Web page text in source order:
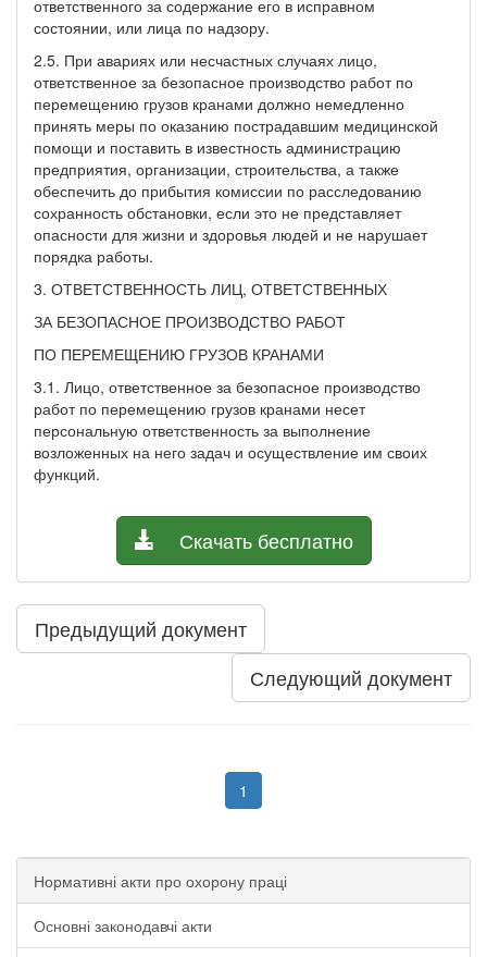
ответственного за содержание его в исправном
состоянии, или лица по надзору.
2.5. При авариях или несчастных случаях лицо,
ответственное за безопасное производство работ по
перемещению грузов кранами должно немедленно
принять меры по оказанию пострадавшим медицинской
помощи и поставить в известность администрацию
предприятия, организации, строительства, а также
обеспечить до прибытия комиссии по расследованию
сохранность обстановки, если это не представляет
опасности для жизни и здоровья людей и не нарушает
порядка работы.
3. ОТВЕТСТВЕННОСТЬ ЛИЦ, ОТВЕТСТВЕННЫХ
ЗА БЕЗОПАСНОЕ ПРОИЗВОДСТВО РАБОТ
ПО ПЕРЕМЕЩЕНИЮ ГРУЗОВ КРАНАМИ
3.1. Лицо, ответственное за безопасное производство
работ по перемещению грузов кранами несет
персональную ответственность за выполнение
возложенных на него задач и осуществление им своих
функций.
Скачать бесплатно
Предыдущий документ
Следующий документ
1
Нормативні акти про охорону праці
Основні законодавчі акти